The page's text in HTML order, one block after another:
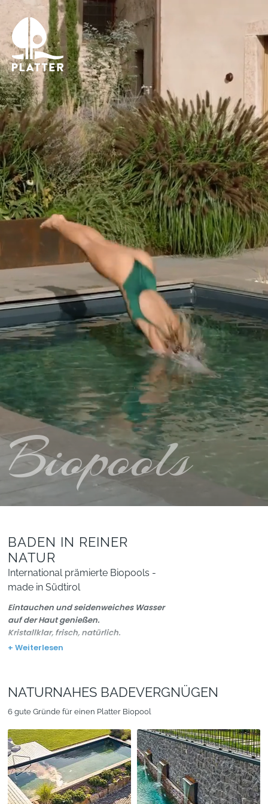
Biopools
BADEN IN REINER
NATUR
International prämierte Biopools -
made in Südtirol
Eintauchen und seidenweiches Wasser
auf der Haut genießen.
Kristallklar, frisch, natürlich.
nämlich der sogenannteBiofilm, eine
Lebensgemeinschaft aus Algen und
dem Wasser Nähr- und Schmutzstoffe und
bindet sie mechanisch, sodass nichts als
klares, biologisch stabiles, sauberes
Wasser zurückbleibt.
DiesesReinigungsprinzipwird von
+ Weiterlesen
NATURNAHES BADEVERGNÜGEN
6 gute Gründe für einen Platter Biopool